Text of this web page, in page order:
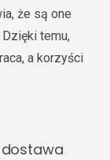
że są one
temu,
a korzyści